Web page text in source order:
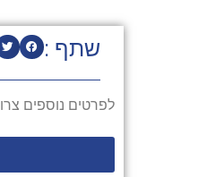
שתף :
לפרטים נוספים